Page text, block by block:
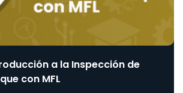
a la Inspección de
con MFL